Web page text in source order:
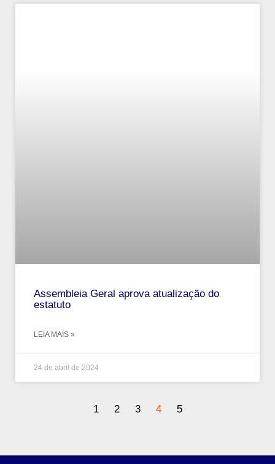
Assembleia Geral aprova atualização do
estatuto
LEIA MAIS »
24 de abril de 2024
1 2 3 4 5